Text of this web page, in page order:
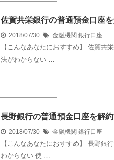
佐賀共栄銀行の普通預金口座
2018/07/30 金融機関 銀行口座
【こんなあなたにおすすめ】 佐賀共
法がわからない …
長野銀行の普通預金口座を解
2018/07/30 金融機関 銀行口座
【こんなあなたにおすすめ】 長野銀
わからない 使 …